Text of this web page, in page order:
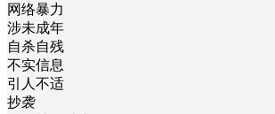
网络暴力
涉未成年
自杀自残
不实信息
引人不适
抄袭